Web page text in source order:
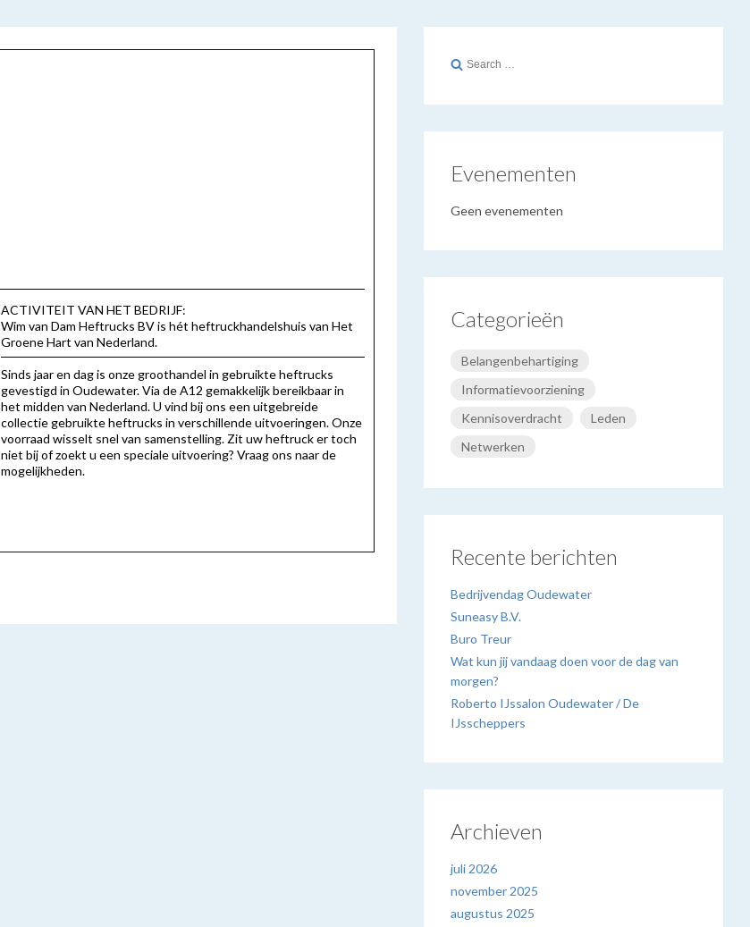
ACTIVITEIT VAN HET BEDRIJF:
Wim van Dam Heftrucks BV is hét heftruckhandelshuis van Het
Groene Hart van Nederland.
Sinds jaar en dag is onze groothandel in gebruikte heftrucks
gevestigd in Oudewater. Via de A12 gemakkelijk bereikbaar in
het midden van Nederland. U vind bij ons een uitgebreide
collectie gebruikte heftrucks in verschillende uitvoeringen. Onze
voorraad wisselt snel van samenstelling. Zit uw heftruck er toch
niet bij of zoekt u een speciale uitvoering? Vraag ons naar de
mogelijkheden.
Search
Evenementen
Geen evenementen
Categorieën
Belangenbehartiging
Informatievoorziening
Kennisoverdracht
Leden
Netwerken
Recente berichten
Bedrijvendag Oudewater
Suneasy B.V.
Buro Treur
Wat kun jij vandaag doen voor de dag van
morgen?
Roberto IJssalon Oudewater / De
IJsscheppers
Archieven
juli 2026
november 2025
augustus 2025